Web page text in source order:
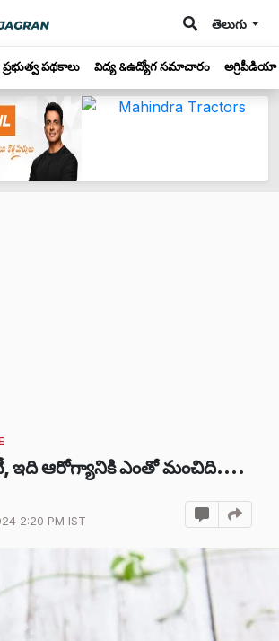
తెలుగు
ప్రభుత్వ పథకాలు విద్య &ఉద్యోగ సమాచారం అగ్రిపీడియా
ఇది ఆరోగ్యానికి ఎంతో మంచిది....
2:20 PM IST